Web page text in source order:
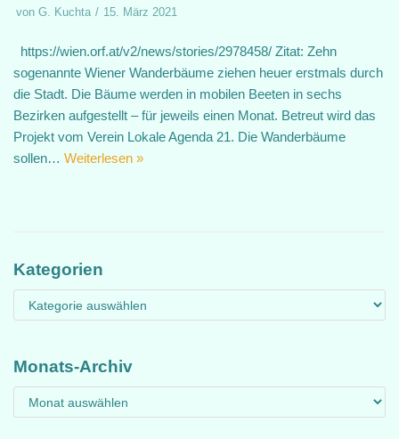
von G. Kuchta 15. März 2021
https://wien.orf.at/v2/news/stories/2978458/ Zitat: Zehn
sogenannte Wiener Wanderbäume ziehen heuer erstmals durch
die Stadt. Die Bäume werden in mobilen Beeten in sechs
Bezirken aufgestellt – für jeweils einen Monat. Betreut wird das
Projekt vom Verein Lokale Agenda 21. Die Wanderbäume
sollen… Weiterlesen »
Kategorien
Monats-Archiv